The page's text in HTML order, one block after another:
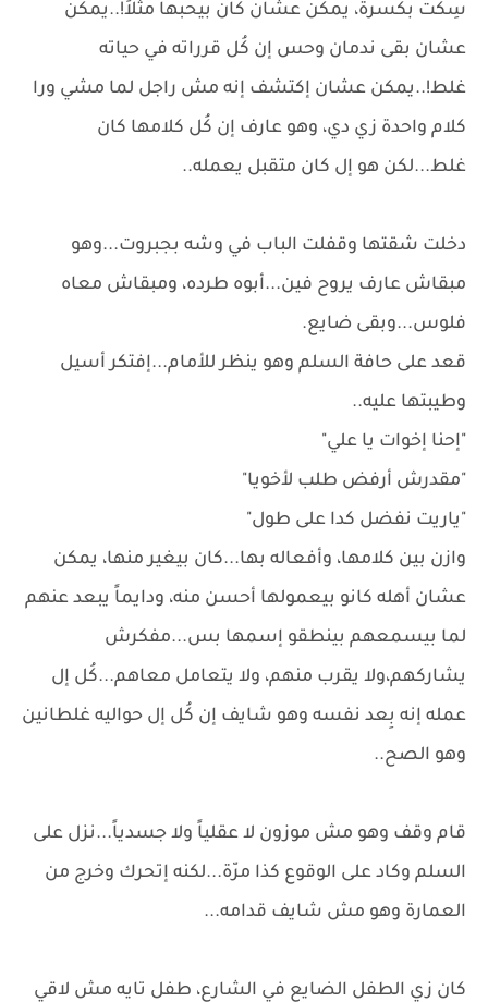
سِكت بكسرة، يمكن عشان كان بيحبها مثلاً!..يمكن
عشان بقى ندمان وحس إن كُل قرراته في حياته
غلط!..يمكن عشان إكتشف إنه مش راجل لما مشي ورا
كلام واحدة زي دي، وهو عارف إن كُل كلامها كان
غلط...لكن هو إل كان متقبل يعمله..
دخلت شقتها وقفلت الباب في وشه بجبروت...وهو
مبقاش عارف يروح فين...أبوه طرده، ومبقاش معاه
فلوس...وبقى ضايع.
قعد على حافة السلم وهو ينظر للأمام...إفتكر أسيل
وطيبتها عليه..
"إحنا إخوات يا علي"
"مقدرش أرفض طلب لأخويا"
"ياريت نفضل كدا على طول"
وازن بين كلامها، وأفعاله بها...كان بيغير منها، يمكن
عشان أهله كانو بيعمولها أحسن منه، ودايماً يبعد عنهم
لما بيسمعهم بينطقو إسمها بس...مفكرش
يشاركهم،ولا يقرب منهم، ولا يتعامل معاهم...كُل إل
عمله إنه بِعد نفسه وهو شايف إن كُل إل حواليه غلطانين
وهو الصح..
قام وقف وهو مش موزون لا عقلياً ولا جسدياً...نزل على
السلم وكاد على الوقوع كذا مرّة...لكنه إتحرك وخرج من
العمارة وهو مش شايف قدامه...
كان زي الطفل الضايع في الشارع، طفل تايه مش لاقي